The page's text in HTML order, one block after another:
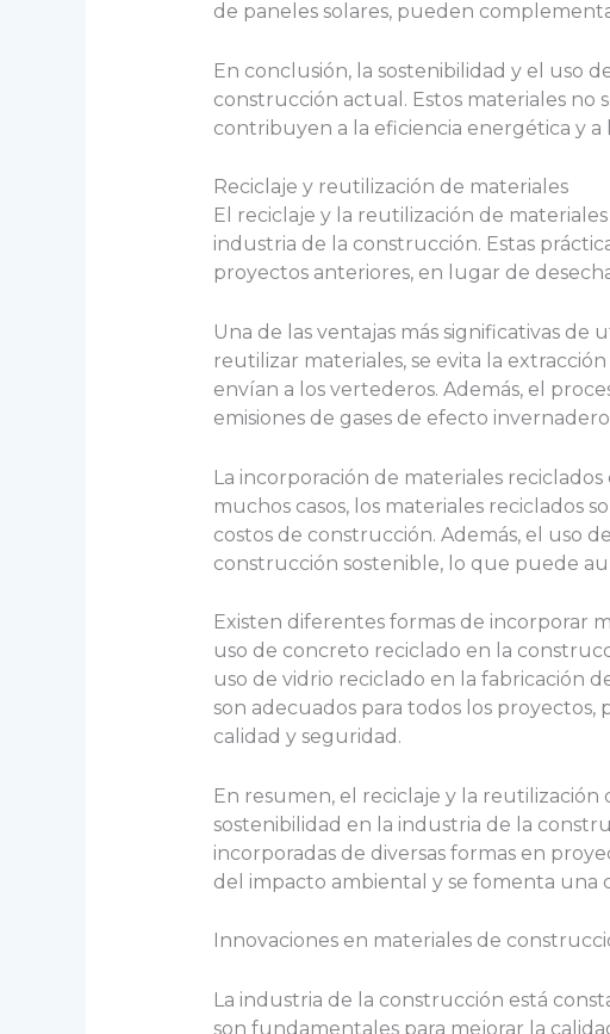
de paneles solares, pueden
En conclusión, la sostenibilidad y el uso
construcción actual. Estos materiales no
contribuyen a la eficiencia energética y a
Reciclaje y reutilización de materiales
El reciclaje y la reutilización de
industria de la construcción. Estas
proyectos anteriores, en lugar de
Una de las ventajas más significativas
reutilizar materiales, se evita la
envían a los vertederos. Además, el
emisiones de gases de efecto
La incorporación de materiales
muchos casos, los materiales reciclados
costos de construcción. Además, el uso
construcción sostenible, lo que puede
Existen diferentes formas de incorporar
uso de concreto reciclado en la
uso de vidrio reciclado en la fabricación
son adecuados para todos los
calidad y seguridad.
En resumen, el reciclaje y la
sostenibilidad en la industria de la
incorporadas de diversas formas en
del impacto ambiental y se fomenta una
Innovaciones en materiales de
La industria de la construcción está
son fundamentales para mejorar la